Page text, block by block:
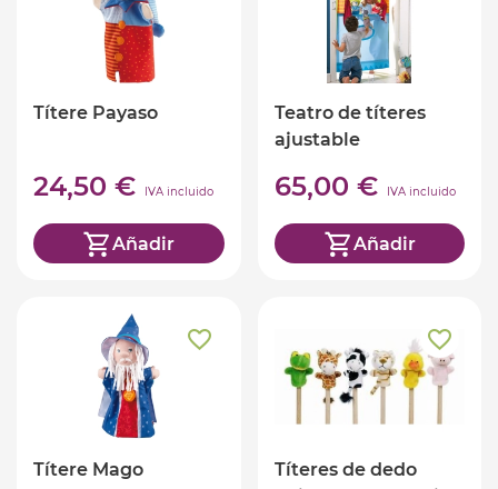
Títere Payaso
24,50 € IVA incluido
Añadir
Teatro de títeres
ajustable
65,00 € IVA incluido
Añadir
Títere Mago
Títeres de dedo